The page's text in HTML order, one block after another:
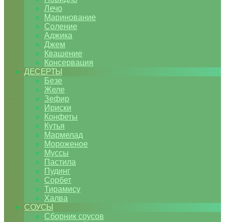
Лечо
Маринование
Соление
Аджика
Джем
Квашение
Консервация
ДЕСЕРТЫ
Безе
Желе
Зефир
Ириски
Конфеты
Кутья
Мармелад
Мороженое
Муссы
Пастила
Пудинг
Сорбет
Тирамису
Халва
СОУСЫ
Сборник соусов